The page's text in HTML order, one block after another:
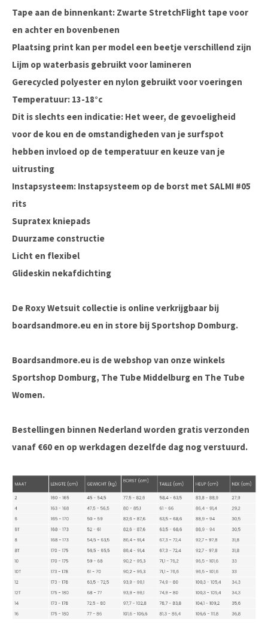
Tape aan de binnenkant: Zwarte StretchFlight tape voor
en achter en bovenbenen
Plaatsing print kan per model een beetje verschillend zijn
Lijm op waterbasis gebruikt voor lamineren
Gerecycled polyester en nylon gebruikt voor voeringen
Temperatuur: 13-18°c
Dit is slechts een indicatie: Het weer, de gevoeligheid
voor de kou en de omstandigheden van je surfspot
hebben invloed op de temperatuur en keuze van je
uitrusting
Instapsysteem: Instapsysteem op de borst met SALMI #05
rits
Supratex kniepads
Duurzame constructie
Licht en flexibel
Glideskin nekafdichting
De Roxy Wetsuit collectie is online verkrijgbaar bij
boardsandmore.eu en in store bij Sportshop Domburg.
Boardsandmore.eu is de webshop van onze winkels
Sportshop Domburg, The Tube Middelburg en The Tube
Women.
Bestellingen binnen Nederland worden gratis verzonden
vanaf €60 en op werkdagen dezelfde dag nog verstuurd.